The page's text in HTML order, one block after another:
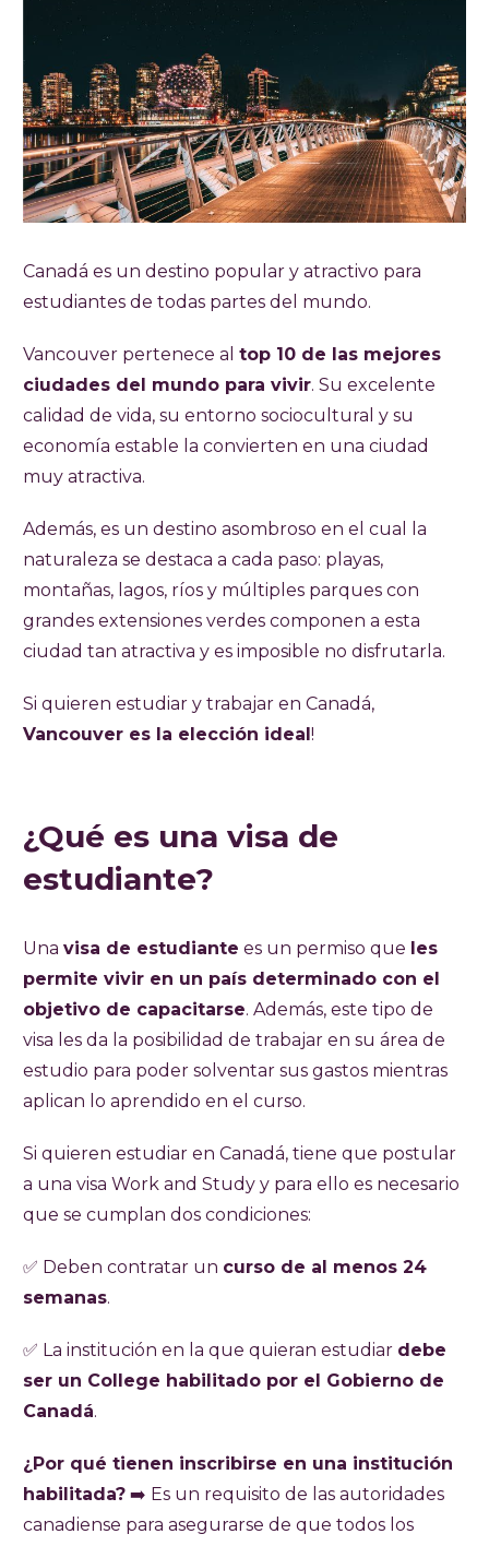
Canadá es un destino popular y atractivo para
estudiantes de todas partes del mundo.
Vancouver pertenece al top 10 de las mejores
ciudades del mundo para vivir. Su excelente
calidad de vida, su entorno sociocultural y su
economía estable la convierten en una ciudad
muy atractiva.
Además, es un destino asombroso en el cual la
naturaleza se destaca a cada paso: playas,
montañas, lagos, ríos y múltiples parques con
grandes extensiones verdes componen a esta
ciudad tan atractiva y es imposible no disfrutarla.
Si quieren estudiar y trabajar en Canadá,
Vancouver es la elección ideal!
¿Qué es una visa de
estudiante?
Una visa de estudiante es un permiso que les
permite vivir en un país determinado con el
objetivo de capacitarse. Además, este tipo de
visa les da la posibilidad de trabajar en su área de
estudio para poder solventar sus gastos mientras
aplican lo aprendido en el curso.
Si quieren estudiar en Canadá, tiene que postular
a una visa Work and Study y para ello es necesario
que se cumplan dos condiciones:
✅ Deben contratar un curso de al menos 24
semanas.
✅ La institución en la que quieran estudiar debe
ser un College habilitado por el Gobierno de
Canadá.
¿Por qué tienen inscribirse en una institución
habilitada? ➡️ Es un requisito de las autoridades
canadiense para asegurarse de que todos los